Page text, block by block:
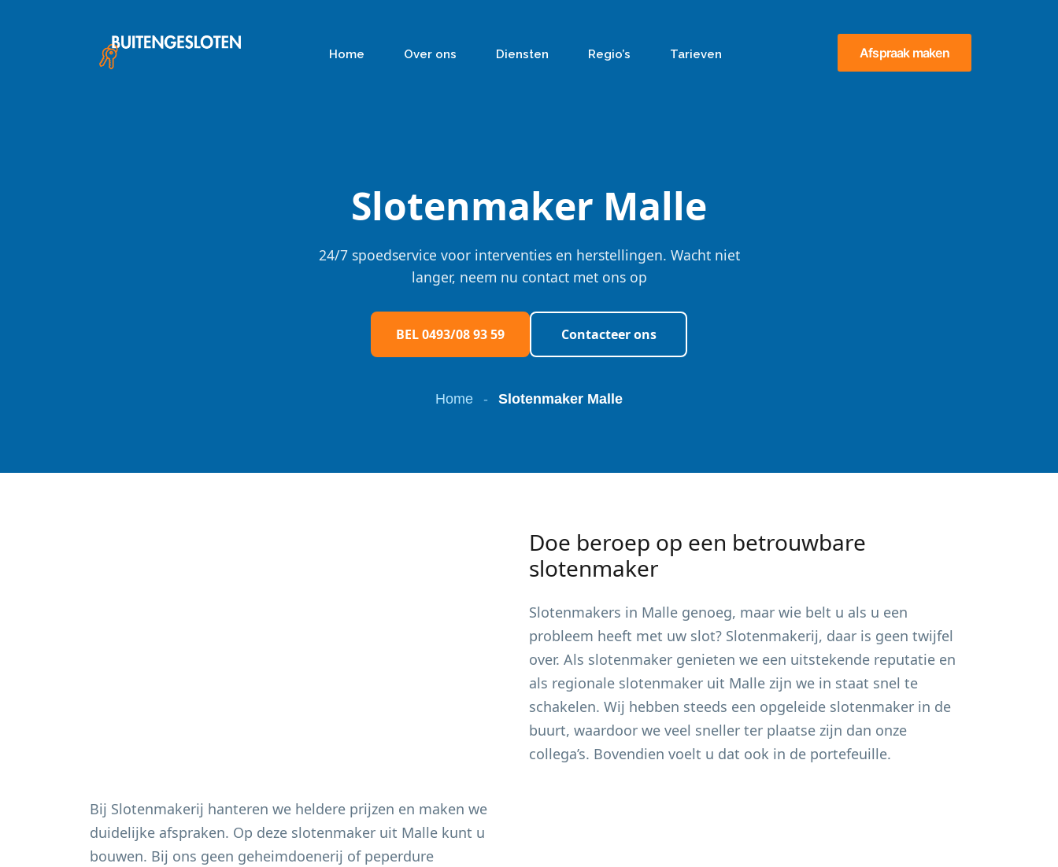
Home Over ons Diensten Regio’s Tarieven Afspraak maken
Slotenmaker Malle
24/7 spoedservice voor interventies en herstellingen. Wacht niet
langer, neem nu contact met ons op
BEL 0493/08 93 59 Contacteer ons
Home - Slotenmaker Malle
Doe beroep op een betrouwbare
slotenmaker
Slotenmakers in Malle genoeg, maar wie belt u als u een
probleem heeft met uw slot? Slotenmakerij, daar is geen twijfel
over. Als slotenmaker genieten we een uitstekende reputatie en
als regionale slotenmaker uit Malle zijn we in staat snel te
schakelen. Wij hebben steeds een opgeleide slotenmaker in de
buurt, waardoor we veel sneller ter plaatse zijn dan onze
collega’s. Bovendien voelt u dat ook in de portefeuille.
Bij Slotenmakerij hanteren we heldere prijzen en maken we
duidelijke afspraken. Op deze slotenmaker uit Malle kunt u
bouwen. Bij ons geen geheimdoenerij of peperdure